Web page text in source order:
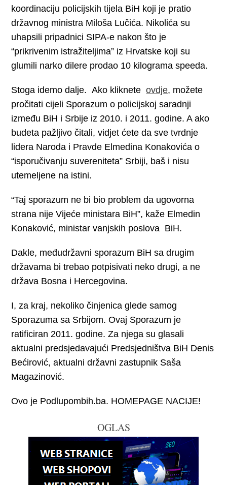
koordinaciju policijskih tijela BiH koji je pratio
državnog ministra Miloša Lučića. Nikolića su
uhapsili pripadnici SIPA-e nakon što je
“prikrivenim istražiteljima” iz Hrvatske koji su
glumili narko dilere prodao 10 kilograma speeda.
Stoga idemo dalje. Ako klikneteovdje, možete
pročitati cijeli Sporazum o policijskoj saradnji
između BiH i Srbije iz 2010. i 2011. godine. A ako
budeta pažljivo čitali, vidjet ćete da sve tvrdnje
lidera Naroda i Pravde Elmedina Konakovića o
“isporučivanju suvereniteta” Srbiji, baš i nisu
utemeljene na istini.
“Taj sporazum ne bi bio problem da ugovorna
strana nije Vijeće ministara BiH”, kaže Elmedin
Konaković, ministar vanjskih poslova BiH.
Dakle, međudržavni sporazum BiH sa drugim
državama bi trebao potpisivati neko drugi, a ne
država Bosna i Hercegovina.
I, za kraj, nekoliko činjenica glede samog
Sporazuma sa Srbijom. Ovaj Sporazum je
ratificiran 2011. godine. Za njega su glasali
aktualni predsjedavajući Predsjedništva BiH Denis
Bećirović, aktualni državni zastupnik Saša
Magazinović.
Ovo je Podlupombih.ba. HOMEPAGE NACIJE!
OGLAS